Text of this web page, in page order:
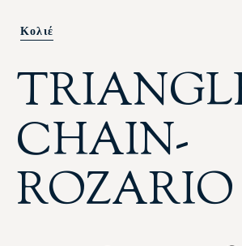
Κολιέ
CHAIN-
ROZARIO